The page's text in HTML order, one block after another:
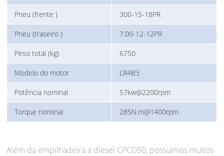
Pneu (frente ) 300-15-18PR
Pneu (traseiro ) 7.00-12-12PR
Peso total (kg) 6750
Modelo do motor LR4B3
Potência nominal 57kw@2200rpm
Torque nominal 285N.m@1400rpm
Além da empilhadeira a diesel CPCD50, possuimos muitos